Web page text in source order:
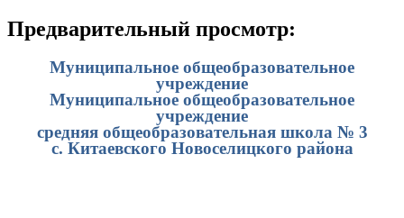
Предварительный просмотр:
Муниципальное общеобразовательное
учреждение
Муниципальное общеобразовательное
учреждение
средняя общеобразовательная школа № 3
с. Китаевского Новоселицкого района